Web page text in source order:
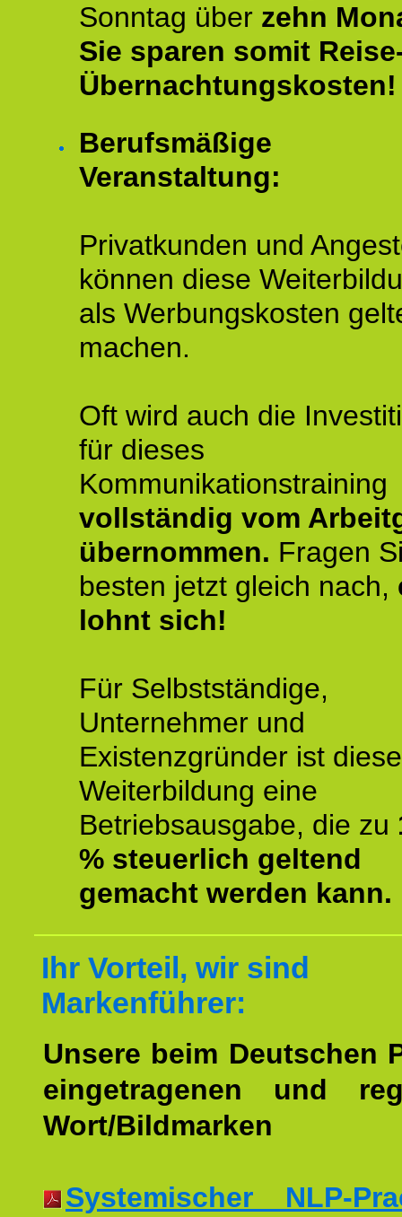
Sonntag über zehn
Sie sparen somit
Übernachtungskosten!
Berufsmäßige
Veranstaltung:
Privatkunden und
können diese
als Werbungskosten
machen.
Oft wird auch die
für dieses
Kommunikationstraining
vollständig vom
übernommen. Fragen
besten jetzt gleich nach,
lohnt sich!
Für Selbstständige,
Unternehmer und
Existenzgründer ist diese
Weiterbildung eine
Betriebsausgabe, die zu
% steuerlich geltend
gemacht werden kann.
Ihr Vorteil, wir sind
Markenführer:
Unsere beim Deutschen
eingetragenen und
Wort/Bildmarken
Systemischer NLP-